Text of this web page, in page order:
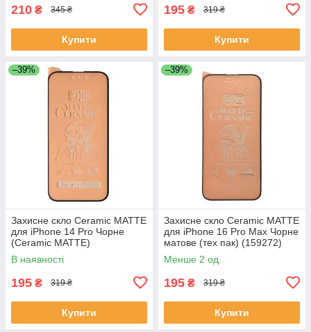
210 ₴ 345 ₴
Купити
195 ₴ 319 ₴
Купити
–39%
Захисне скло Ceramic MATTE
для iPhone 14 Pro Чорне
(Ceramic MATTE)
В наявності
195 ₴ 319 ₴
Купити
–39%
Захисне скло Ceramic MATTE
для iPhone 16 Pro Max Чорне
матове (тех пак) (159272)
Менше 2 од.
195 ₴ 319 ₴
Купити